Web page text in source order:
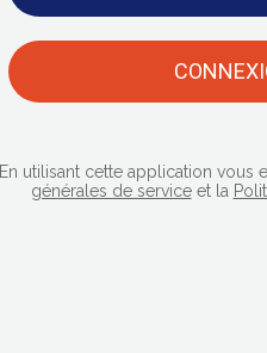
En utilisant cette application vous
générales de serviceet la